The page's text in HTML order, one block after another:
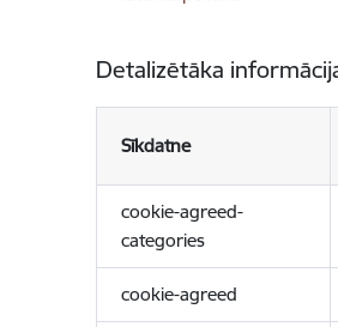
Detalizētāka
Sīkdatne
cookie-agreed-
categories
cookie-agreed